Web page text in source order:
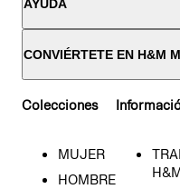
AYUDA
CONVIÉRTETE EN H&M
Colecciones
MUJER
HOMBRE